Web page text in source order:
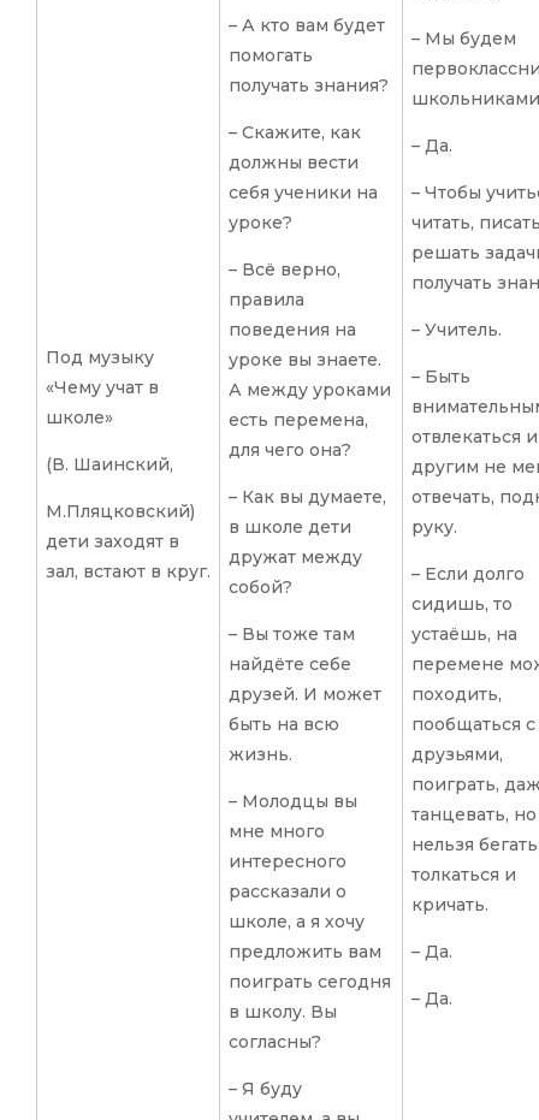
Под музыку
«Чему учат в
школе»
(В. Шаинский,
М.Пляцковский)
дети заходят в
зал, встают в круг.
– А кто вам будет
помогать
получать знания?
– Скажите, как
должны вести
себя ученики на
уроке?
– Всё верно,
правила
поведения на
уроке вы знаете.
А между уроками
есть перемена,
для чего она?
– Как вы думаете,
в школе дети
дружат между
собой?
– Вы тоже там
найдёте себе
друзей. И может
быть на всю
жизнь.
– Молодцы вы
мне много
интересного
рассказали о
школе, а я хочу
предложить вам
поиграть сегодня
в школу. Вы
согласны?
– Я буду
– Мы будем
– Да.
– Чтобы
читать,
решать
получать
– Учитель.
– Быть
отвлекаться и
другим не
отвечать,
руку.
– Если долго
сидишь, то
устаёшь, на
перемене
походить,
пообщаться с
друзьями,
поиграть,
танцевать, но
нельзя
толкаться и
кричать.
– Да.
– Да.